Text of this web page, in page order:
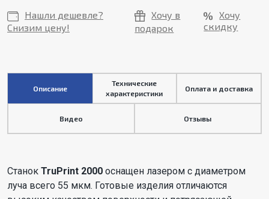
Нашли дешевле?
Снизим цену!
Хочу в
подарок
Хочу
скидку
Описание
Технические
характеристики
Оплата и доставка
Видео Отзывы
Станок TruPrint 2000 оснащен лазером с диаметром
луча всего 55 мкм. Готовые изделия отличаются